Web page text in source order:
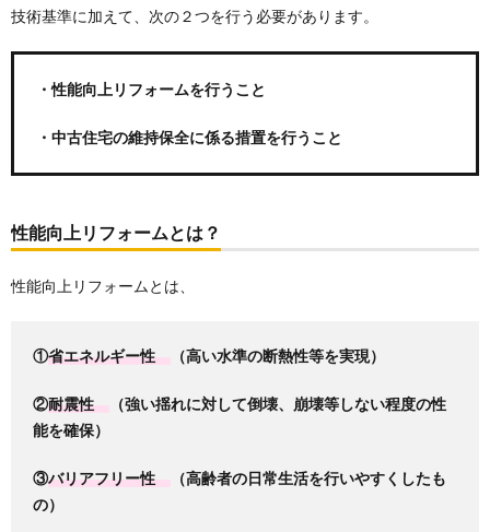
技術基準に加えて、次の２つを行う必要があります。
・性能向上リフォームを行うこと
・中古住宅の維持保全に係る措置を行うこと
性能向上リフォームとは？
性能向上リフォームとは、
①省エネルギー性 （高い水準の断熱性等を実現）
②耐震性
（強い揺れに対して倒壊、崩壊等しない程度の性
能を確保）
③バリアフリー性
（高齢者の日常生活を行いやすくしたも
の）